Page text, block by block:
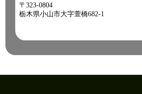
〒323-0804
栃木県小山市大字萱橋682-1